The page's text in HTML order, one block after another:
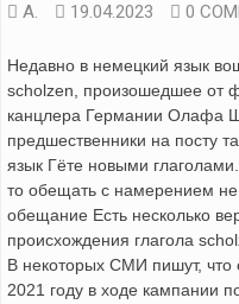
А. 19.04.2023 0
Недавно в немецкий язык
scholzen, произошедшее от
канцлера Германии Олафа
предшественники на посту
язык Гёте новыми
то обещать с намерением
обещание Есть несколько
происхождения глагола
В некоторых СМИ пишут, что
2021 году в ходе кампании